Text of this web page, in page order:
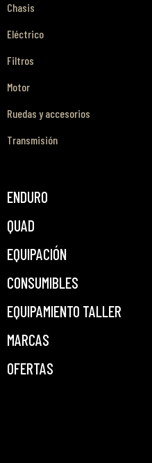
Chasis
Eléctrico
Filtros
Motor
Ruedas y accesorios
Transmisión
ENDURO
QUAD
EQUIPACIÓN
CONSUMIBLES
EQUIPAMIENTO TALLER
MARCAS
OFERTAS